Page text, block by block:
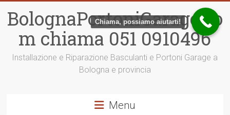
contenuto
BolognaPortoniGarage.co
m chiama 051 0910496
Installazione e Riparazione Basculanti e Portoni Garage a
Bologna e provincia
Menu
Chiama, possiamo aiutarti!